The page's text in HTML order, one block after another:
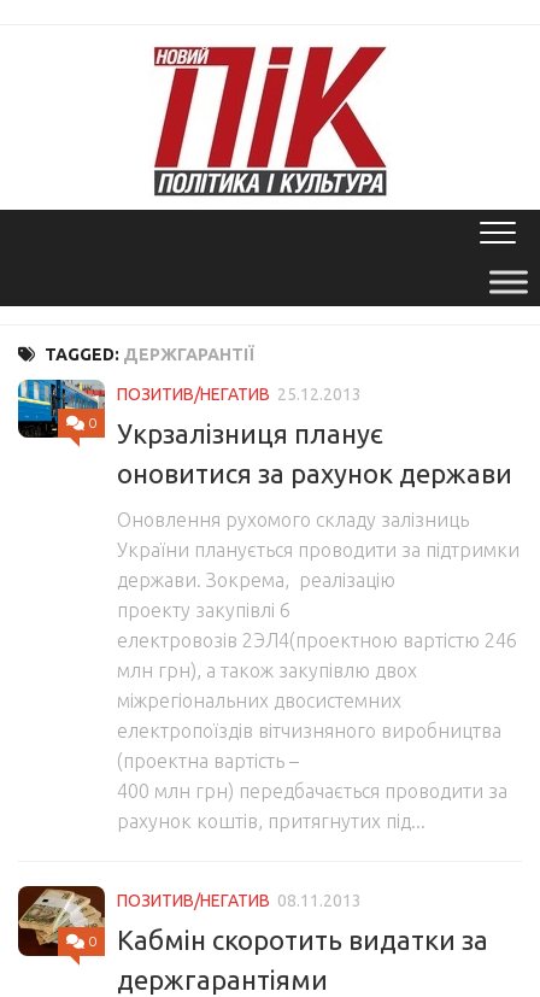
TAGGED: ДЕРЖГАРАНТІЇ
0
ПОЗИТИВ/НЕГАТИВ 25.12.2013
Укрзалізниця планує
оновитися за рахунок держави
Оновлення рухомого складу залізниць
України планується проводити за підтримки
держави. Зокрема, реалізацію
проекту закупівлі 6
електровозів 2ЭЛ4(проектною вартістю 246
млн грн), а також закупівлю двох
міжрегіональних двосистемних
електропоїздів вітчизняного виробництва
(проектна вартість –
400 млн грн) передбачається проводити за
рахунок коштів, притягнутих під...
0
ПОЗИТИВ/НЕГАТИВ 08.11.2013
Кабмін скоротить видатки за
держгарантіями